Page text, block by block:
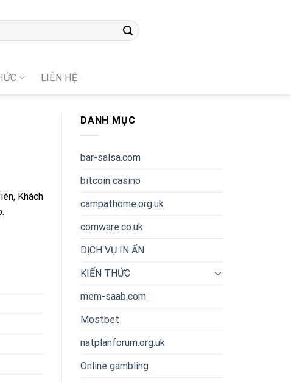
LIÊN HỆ
Khách
DANH MỤC
bar-salsa.com
bitcoin casino
campathome.org.uk
cornware.co.uk
DỊCH VỤ IN ẤN
KIẾN THỨC
mem-saab.com
Mostbet
natplanforum.org.uk
Online gambling